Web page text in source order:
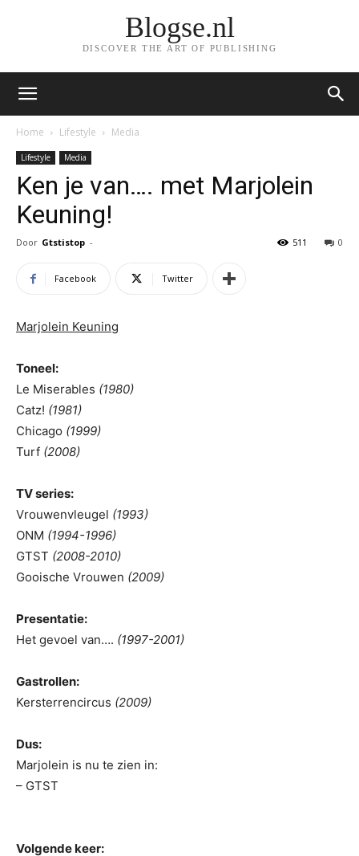
Blogse.nl
DISCOVER THE ART OF PUBLISHING
Home Lifestyle Media
Lifestyle Media
Ken je van…. met Marjolein
Keuning!
Door Gtstistop - 0
511
Facebook Twitter
Marjolein Keuning
Toneel:
Le Miserables (1980)
Catz! (1981)
Chicago (1999)
Turf (2008)
TV series:
Vrouwenvleugel (1993)
ONM (1994-1996)
GTST (2008-2010)
Gooische Vrouwen (2009)
Presentatie:
Het gevoel van…. (1997-2001)
Gastrollen:
Kersterrencircus (2009)
Dus:
Marjolein is nu te zien in:
– GTST
Volgende keer: